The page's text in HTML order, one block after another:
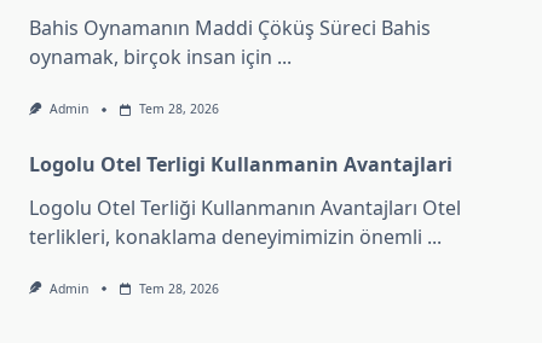
Bahis Oynamanın Maddi Çöküş Süreci Bahis
oynamak, birçok insan için ...
Admin Tem 28, 2026
Logolu Otel Terligi Kullanmanin Avantajlari
Logolu Otel Terliği Kullanmanın Avantajları Otel
terlikleri, konaklama deneyimimizin önemli ...
Admin Tem 28, 2026